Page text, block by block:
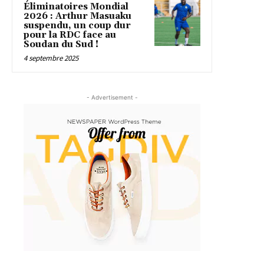
Éliminatoires Mondial
2026 : Arthur Masuaku
suspendu, un coup dur
pour la RDC face au
Soudan du Sud !
4 septembre 2025
- Advertisement -